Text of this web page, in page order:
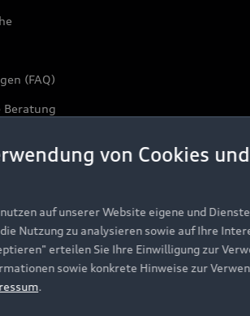
(FAQ)
Beratung
von Cookies
auf unserer Website eigene und
Nutzung zu analysieren sowie auf Ihre
erteilen Sie Ihre Einwilligung zur
sowie konkrete Hinweise zur
.